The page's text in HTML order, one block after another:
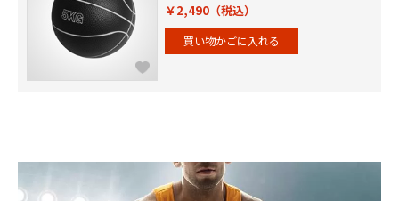
￥2,490
買い物かごに入れる